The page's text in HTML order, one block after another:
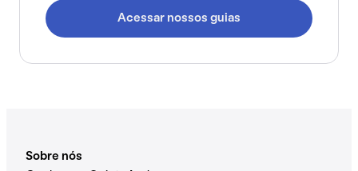
Acessar nossos guias
Sobre nós